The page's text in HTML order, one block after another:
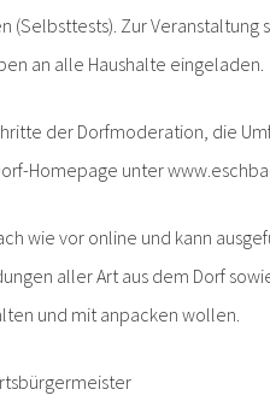
(Selbsttests). Zur
an alle Haushalte eingeladen.
der Dorfmoderation, die
Homepage unter
wie vor online und kann
aller Art aus dem Dorf
und mit anpacken wollen.